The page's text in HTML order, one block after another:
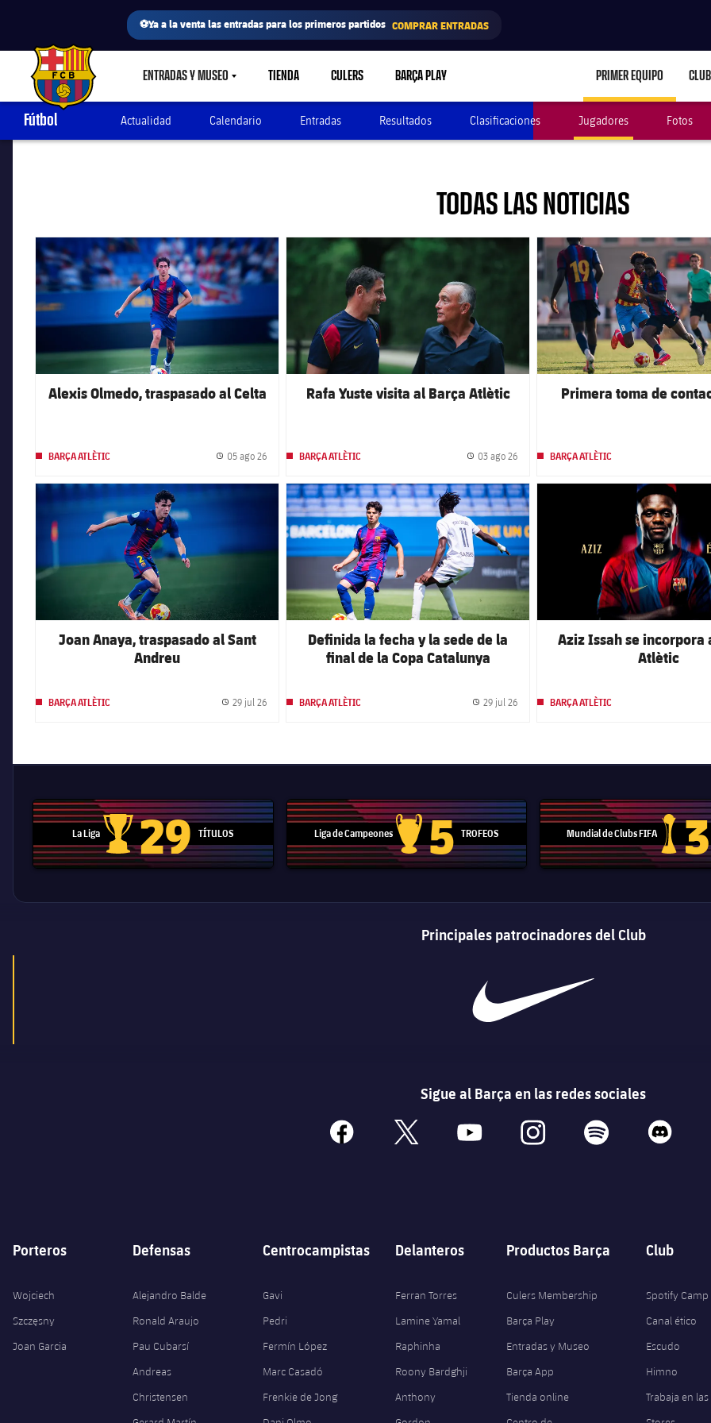
⚽Ya a la venta las entradas para los primeros partidos COMPRAR ENTRADAS
FC Barcelona club badge ENTRADAS Y MUSEOLABEL.SHARE.CARETDOWN
TIENDA CULERS BARÇA PLAY PRIMER EQUIPO CLUB
Fútbol Actualidad Calendario Entradas Resultados Clasificaciones Jugadores Fotos
TODAS LAS NOTICIAS
FC Barcelona club badge
Alexis Olmedo, traspasado al Celta
BARÇA ATLÈTIC Fecha de publicación
05 ago 26
FC Barcelona club badge
Rafa Yuste visita al Barça Atlètic
BARÇA ATLÈTIC Fecha de publicación
03 ago 26
FC Barcelona club badge
Primera toma de
BARÇA ATLÈTIC
FC Barcelona club badge
Joan Anaya, traspasado al Sant
Andreu
BARÇA ATLÈTIC Fecha de publicación
29 jul 26
FC Barcelona club badge
Definida la fecha y la sede de la
final de la Copa Catalunya
BARÇA ATLÈTIC Fecha de publicación
29 jul 26
FC Barcelona club badge
Aziz Issah se incorpora
Atlètic
BARÇA ATLÈTIC
La Liga
Trofeo de La Liga
29 TÍTULOS Liga de Campeones
Trofeo de la Liga de Campeones
5 TROFEOS Mundial de Clubs FIFA
Trofeo del
3
Principales patrocinadores del Club
Sigue al Barça en las redes sociales
facebook x youtube instagram spotify discord
Porteros
Wojciech
Szczęsny
Joan Garcia
Defensas
Alejandro Balde
Ronald Araujo
Pau Cubarsí
Andreas
Christensen
Centrocampistas
Gavi
Pedri
Fermín López
Marc Casadó
Frenkie de Jong
Delanteros
Ferran Torres
Lamine Yamal
Raphinha
Roony Bardghji
Anthony
Productos Barça
Culers Membership
Barça Play
Entradas y Museo
Barça App
Tienda online
Club
Spotify Camp
Canal ético
Escudo
Himno
Trabaja en las